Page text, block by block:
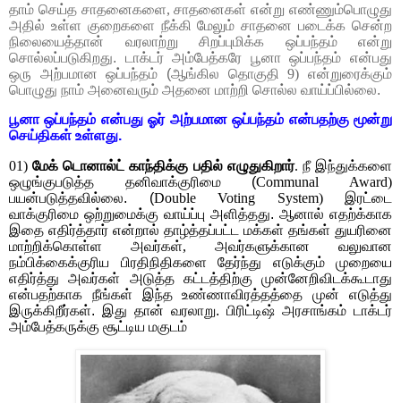
தாம் செய்த சாதனைகளை,சாதனைகள் என்று எண்ணும்பொழுது
அதில் உள்ள குறைகளை நீக்கி மேலும் சாதனை படைக்க சென்ற
நிலையைத்தான் வரலாற்று சிறப்புமிக்க ஒப்பந்தம் என்று
சொல்லப்படுகிறது. டாக்டர் அம்பேத்கரே பூனா ஒப்பந்தம் என்பது
ஒரு அற்பமான ஒப்பந்தம் (ஆங்கில தொகுதி9)என்றுரைக்கும்
பொழுது நாம் அனைவரும் அதனை மாற்றி சொல்ல வாய்ப்பில்லை.
பூனா ஒப்பந்தம் என்பது ஓர் அற்பமான ஒப்பந்தம் என்பதற்கு மூன்று
செய்திகள் உள்ளது.
01)மேக் டொனால்ட் காந்திக்கு பதில் எழுதுகிறார். நீ இந்துக்களை
ஒழுங்குபடுத்த தனிவாக்குரிமை (Communal Award)
பயன்படுத்தவில்லை. (Double Voting System) இரட்டை
வாக்குரிமை ஒற்றுமைக்கு வாய்ப்பு அளித்தது. ஆனால் எதற்க்காக
இதை எதிர்த்தார் என்றால் தாழ்த்தப்பட்ட மக்கள் தங்கள் துயரினை
மாற்றிக்கொள்ள அவர்கள், அவர்களுக்கான வலுவான
நம்பிக்கைக்குரிய பிரதிநிதிகளை தேர்ந்து எடுக்கும் முறையை
எதிர்த்து அவர்கள் அடுத்த கட்டத்திற்கு முன்னேறிவிடக்கூடாது
என்பதற்காக நீங்கள் இந்த உண்ணாவிரத்தத்தை முன் எடுத்து
இருக்கிறீர்கள். இது தான் வரலாறு. பிரிட்டிஷ் அரசாங்கம் டாக்டர்
அம்பேத்கருக்கு சூட்டிய மகுடம்